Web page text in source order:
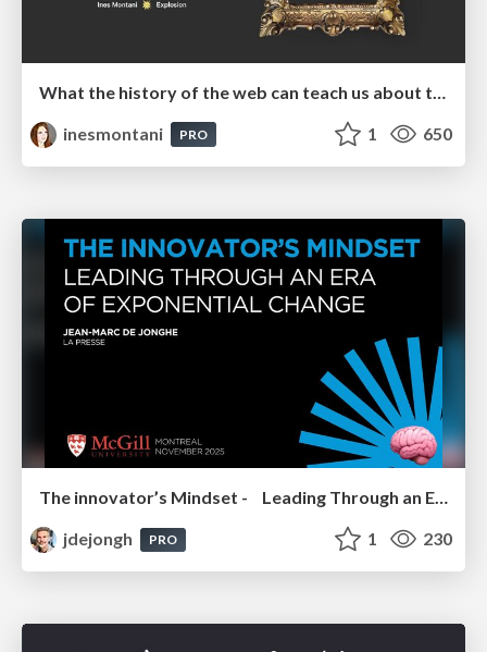
inesmontani
PRO 1 650
The innovator’s Mindset - Leading Through an Era of Exponential Change - McGill University 2025
jdejongh
PRO 1 230